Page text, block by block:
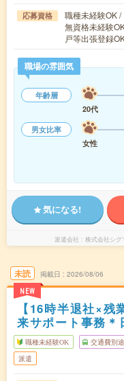
応募資格
職種未経験OK
無資格未経験
戸等出張登録
職場の雰囲気
年齢層
20代
男女比率
女性
気になる!
派遣会社 株式会社シ
未読
NEW
掲載日 2026/08/06
【16時半退社×
来サポート事務＊
職種未経験OK 交通費別
派遣